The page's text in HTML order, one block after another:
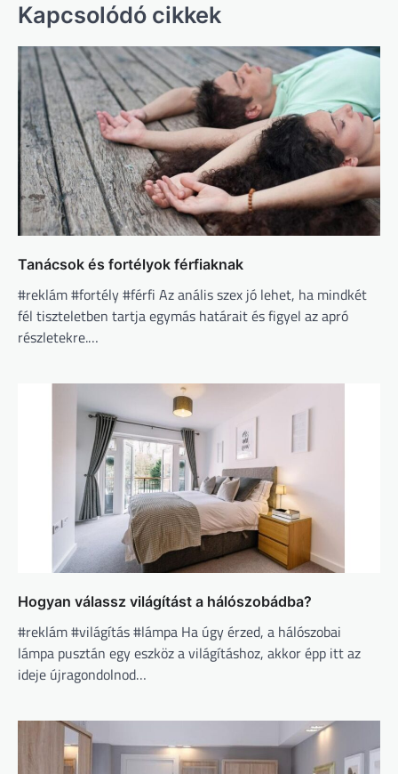
Kapcsolódó cikkek
Tanácsok és fortélyok férfiaknak
#reklám #fortély #férfi Az anális szex jó lehet, ha mindkét
fél tiszteletben tartja egymás határait és figyel az apró
részletekre.…
Hogyan válassz világítást a hálószobádba?
#reklám #világítás #lámpa Ha úgy érzed, a hálószobai
lámpa pusztán egy eszköz a világításhoz, akkor épp itt az
ideje újragondolnod…